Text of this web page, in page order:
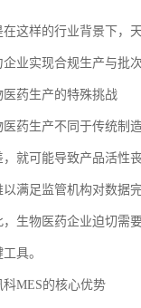
在这样的行业背景下，
企业实现合规生产与批
医药生产的特殊挑战
医药生产不同于传统制
，就可能导致产品活性
以满足监管机构对数据
，生物医药企业迫切需
具。
科MES的核心优势